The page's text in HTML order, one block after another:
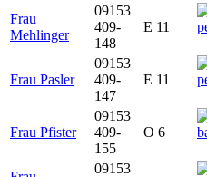
Frau
Mehlinger
09153
409-
148
E 11
Frau Pasler
09153
409-
147
E 11
Frau Pfister
09153
409-
155
O 6
09153